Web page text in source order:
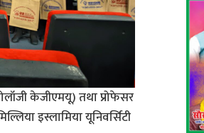
केजीएमयू) तथा प्रोफेसर
इस्लामिया यूनिवर्सिटी